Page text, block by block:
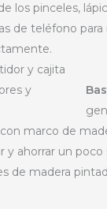
los pinceles,
de teléfono para
marco de
y ahorrar un
de madera